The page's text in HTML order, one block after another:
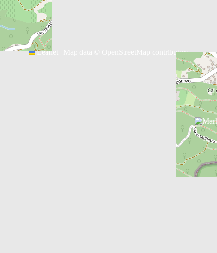
Leaflet contributors